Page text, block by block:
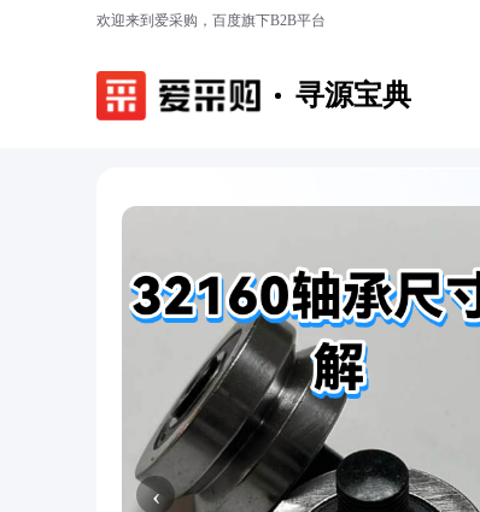
欢迎来到爱采购，百度旗下B2B平台
寻源宝典
‹